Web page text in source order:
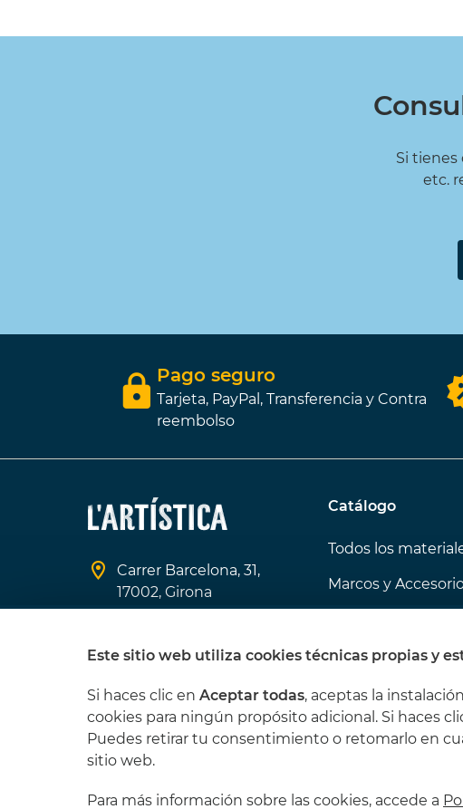
Si tienes
etc.
Pago seguro
Tarjeta, PayPal, Transferencia y Contra
reembolso
Carrer Barcelona, 31,
17002, Girona
Catálogo
Todos los
Marcos y
Los que más
Este sitio web utiliza cookies técnicas propias y
Si haces clic en Aceptar todas, aceptas la
cookies para ningún propósito adicional. Si haces
Puedes retirar tu consentimiento o retomarlo en
sitio web.
Para más información sobre las cookies, accede a